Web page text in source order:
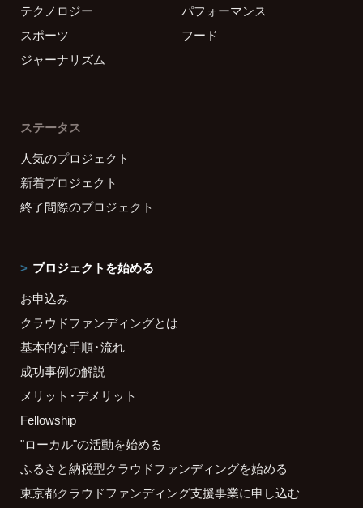
テクノロジー
パフォーマンス
スポーツ
フード
ジャーナリズム
ステータス
人気のプロジェクト
新着プロジェクト
終了間際のプロジェクト
プロジェクトを始める
お申込み
クラウドファンディングとは
基本的な手順・流れ
成功事例の解説
メリット・デメリット
Fellowship
"ローカル"の活動を始める
ふるさと納税型クラウドファンディングを始める
東京都クラウドファンディング支援事業に申し込む